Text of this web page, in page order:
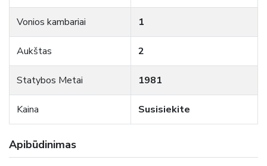
Vonios kambariai 1
Aukštas 2
Statybos Metai 1981
Kaina Susisiekite
Apibūdinimas